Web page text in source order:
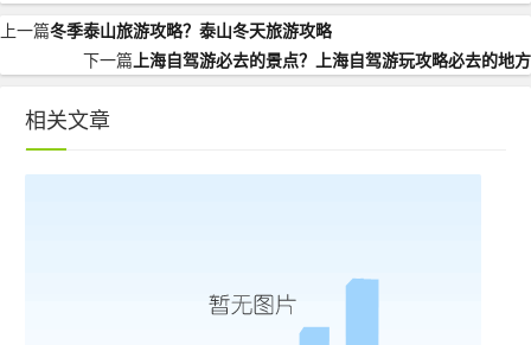
上一篇冬季泰山旅游攻略？泰山冬天旅游攻略
下一篇上海自驾游必去的景点？上海自驾游玩攻略必去的地方
相关文章